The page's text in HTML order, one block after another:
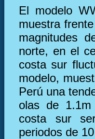
El modelo
muestra
magnitudes
norte, en el
costa sur
modelo,
Perú una
olas de
costa sur
periodos de